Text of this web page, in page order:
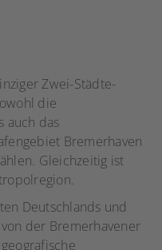
Zwei-Städte-
die
auch das
Bremerhaven
Gleichzeitig ist
Deutschlands und
der Bremerhavener